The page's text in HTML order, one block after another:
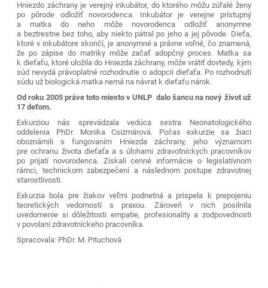
Hniezdo záchrany je verejný inkubátor, do ktorého môžu zúfalé ženy
po pôrode odložiť novorodenca. Inkubátor je verejne prístupný
a matka do neho môže novorodenca odložiť anonymne
a beztrestnebez toho, aby niekto pátral po jeho a jej pôvode. Dieťa,
ktoré v inkubátore skončí, je anonymné a právne voľné, čo znamená,
že po zápise do matriky môže začať adopčný proces. Matka sa
k dieťaťu, ktoré uložila do Hniezda záchrany, môže vrátiť dovtedy, kým
súd nevydá právoplatné rozhodnutie o adopcii dieťaťa. Po rozhodnutí
súdu už biologická matka nemá na návrat k dieťaťu nárok.
Od roku 2005 práve toto miesto v UNLP dalo šancu na nový život už
17 deťom.
Exkurziou nás sprevádzala vedúca sestra Neonatologického
oddelenia PhDr. Monika Csizmárová. Počas exkurzie sa žiaci
oboznámili s fungovaním Hniezda záchrany, jeho významom
pre ochranu života dieťaťa a s úlohami zdravotníckych pracovníkov
po prijatí novorodenca. Získali cenné informácie o legislatívnom
rámci, technickom zabezpečení a následnom postupe zdravotnej
starostlivosti.
Exkurzia bola pre žiakov veľmi podnetná a prispela k prepojeniu
teoretických vedomostí s praxou. Zároveň v nich posilnila
uvedomenie si dôležitosti empatie, profesionality a zodpovednosti
v povolaní zdravotníckeho pracovníka.
Spracovala: PhDr. M. Pituchová